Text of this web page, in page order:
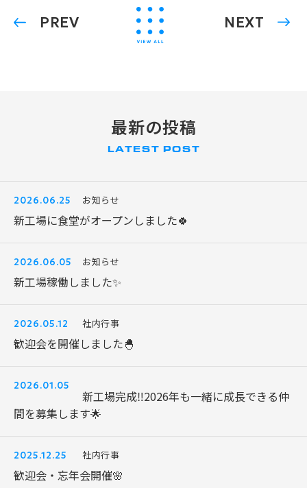
PREV NEXT
最新の投稿
LATEST POST
2026.06.25 お知らせ
新工場に食堂がオープンしました🍀
2026.06.05 お知らせ
新工場稼働しました✨
2026.05.12 社内行事
歓迎会を開催しました🐣
2026.01.05
新工場完成‼️2026年も一緒に成長できる仲
間を募集します🌟
2025.12.25 社内行事
歓迎会・忘年会開催🌸